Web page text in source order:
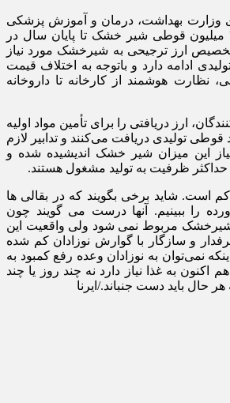
وزارت بهداشت، درمان و آموزش پزشکی
نیز پیش تر از تولید ۷۰ میلیون قوطی شیر خشک تا پایان سال در
ارز ترجیحی به شیرخشک مورد نیاز
ادامه دارد و باتوجه به اختلاف قیمت
نظارت هوشمند از کارخانه تا داروخانه
ارز دریافتی را برای تأمین مواد اولیه
تولیدی دریافت می‌کنند و تدابیر لازم
این میزان شیر خشک اندیشیده شده و
حداکثر ظرفیت به تولید مشغول هستند.
است. شاید برخی بگویند که در بقالی ها
را ببینیم. آنها درست می گویند چون
شیرخشک مربوط نمی شود ولی واقعیت این
و سازگار با گوارش نوزادان کم شده
نمی‌توان به نوزادان وعده رفع کمبود به
اکنون به غذا نیاز دارد نه چند روز یا چند
هر حال باید دست جنباند./ایرنا